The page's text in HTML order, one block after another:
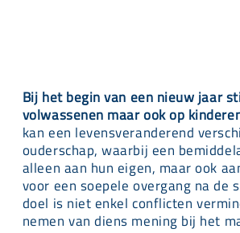
Bij het begin van een nieuw jaar
volwassenen maar ook op
kan een levensveranderend
ouderschap, waarbij een
alleen aan hun eigen, maar ook
voor een soepele overgang na
doel is niet enkel conflicten
nemen van diens mening bij het